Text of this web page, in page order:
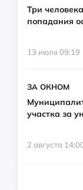
Три
попадания
13 июля 09:19
ЗА ОКНОМ
участка за
2 августа